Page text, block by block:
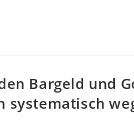
Bargeld und
systematisch